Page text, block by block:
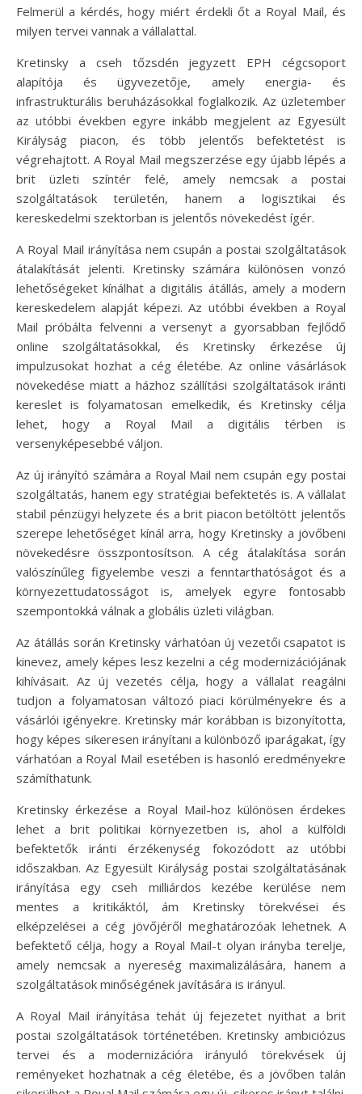
Felmerül a kérdés, hogy miért érdekli őt a Royal Mail, és
milyen tervei vannak a vállalattal.
Kretinsky a cseh tőzsdén jegyzett EPH cégcsoport
alapítója és ügyvezetője, amely energia- és
infrastrukturális beruházásokkal foglalkozik. Az üzletember
az utóbbi években egyre inkább megjelent az Egyesült
Királyság piacon, és több jelentős befektetést is
végrehajtott. A Royal Mail megszerzése egy újabb lépés a
brit üzleti színtér felé, amely nemcsak a postai
szolgáltatások területén, hanem a logisztikai és
kereskedelmi szektorban is jelentős növekedést ígér.
A Royal Mail irányítása nem csupán a postai szolgáltatások
átalakítását jelenti. Kretinsky számára különösen vonzó
lehetőségeket kínálhat a digitális átállás, amely a modern
kereskedelem alapját képezi. Az utóbbi években a Royal
Mail próbálta felvenni a versenyt a gyorsabban fejlődő
online szolgáltatásokkal, és Kretinsky érkezése új
impulzusokat hozhat a cég életébe. Az online vásárlások
növekedése miatt a házhoz szállítási szolgáltatások iránti
kereslet is folyamatosan emelkedik, és Kretinsky célja
lehet, hogy a Royal Mail a digitális térben is
versenyképesebbé váljon.
Az új irányító számára a Royal Mail nem csupán egy postai
szolgáltatás, hanem egy stratégiai befektetés is. A vállalat
stabil pénzügyi helyzete és a brit piacon betöltött jelentős
szerepe lehetőséget kínál arra, hogy Kretinsky a jövőbeni
növekedésre összpontosítson. A cég átalakítása során
valószínűleg figyelembe veszi a fenntarthatóságot és a
környezettudatosságot is, amelyek egyre fontosabb
szempontokká válnak a globális üzleti világban.
Az átállás során Kretinsky várhatóan új vezetői csapatot is
kinevez, amely képes lesz kezelni a cég modernizációjának
kihívásait. Az új vezetés célja, hogy a vállalat reagálni
tudjon a folyamatosan változó piaci körülményekre és a
vásárlói igényekre. Kretinsky már korábban is bizonyította,
hogy képes sikeresen irányítani a különböző iparágakat, így
várhatóan a Royal Mail esetében is hasonló eredményekre
számíthatunk.
Kretinsky érkezése a Royal Mail-hoz különösen érdekes
lehet a brit politikai környezetben is, ahol a külföldi
befektetők iránti érzékenység fokozódott az utóbbi
időszakban. Az Egyesült Királyság postai szolgáltatásának
irányítása egy cseh milliárdos kezébe kerülése nem
mentes a kritikáktól, ám Kretinsky törekvései és
elképzelései a cég jövőjéről meghatározóak lehetnek. A
befektető célja, hogy a Royal Mail-t olyan irányba terelje,
amely nemcsak a nyereség maximalizálására, hanem a
szolgáltatások minőségének javítására is irányul.
A Royal Mail irányítása tehát új fejezetet nyithat a brit
postai szolgáltatások történetében. Kretinsky ambiciózus
tervei és a modernizációra irányuló törekvések új
reményeket hozhatnak a cég életébe, és a jövőben talán